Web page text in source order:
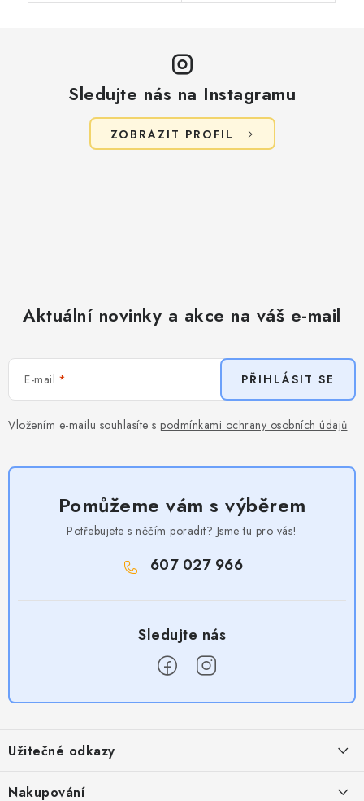
Sledujte nás na Instagramu
ZOBRAZIT PROFIL
Aktuální novinky a akce na váš e-mail
E-mail
Vložením e-mailu souhlasíte s podmínkami ochrany osobních údajů
PŘIHLÁSIT SE
Pomůžeme vám s výběrem
Potřebujete s něčím poradit? Jsme tu pro vás!
607 027 966
p
a
Užitečné odkazy
Nakupování